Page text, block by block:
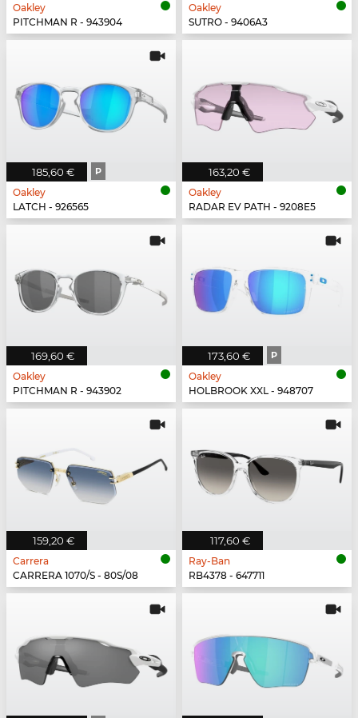
Oakley
PITCHMAN R - 943904
Oakley
SUTRO - 9406A3
185,60 € P
Oakley
LATCH - 926565
163,20 €
Oakley
RADAR EV PATH - 9208E5
169,60 €
Oakley
PITCHMAN R - 943902
173,60 € P
Oakley
HOLBROOK XXL - 948707
159,20 €
Carrera
CARRERA 1070/S - 80S/08
117,60 €
Ray-Ban
RB4378 - 647711